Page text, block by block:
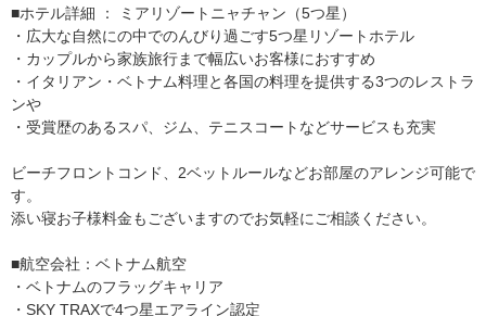
■ホテル詳細 ： ミアリゾートニャチャン（5つ星）
・広大な自然にの中でのんびり過ごす5つ星リゾートホテル
・カップルから家族旅行まで幅広いお客様におすすめ
・イタリアン・ベトナム料理と各国の料理を提供する3つのレストラ
ンや
・受賞歴のあるスパ、ジム、テニスコートなどサービスも充実
ビーチフロントコンド、2ベットルールなどお部屋のアレンジ可能で
す。
添い寝お子様料金もございますのでお気軽にご相談ください。
■航空会社：ベトナム航空
・ベトナムのフラッグキャリア
・SKY TRAXで4つ星エアライン認定